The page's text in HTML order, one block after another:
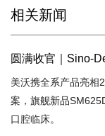
相关新闻
圆满收官｜Sino-
美沃携全系产品亮相
案，旗舰新品
口腔临床。